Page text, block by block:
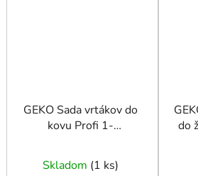
GEKO Sada vrtákov do
kovu Profi 1-
Skladom (1 ks)
do